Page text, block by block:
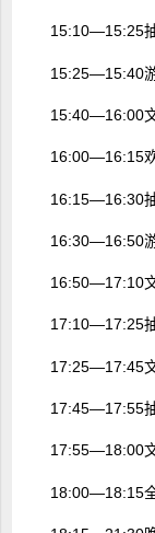
15:10―15:25
15:25―15:40
15:40―16:00
16:00―16:15
16:15―16:30
16:30―16:50
16:50―17:10
17:10―17:25
17:25―17:45
17:45―17:55
17:55―18:00
18:00―18:15